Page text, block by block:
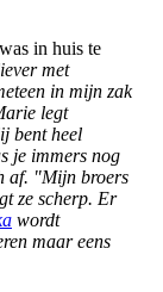
in huis te
met
in mijn zak
legt
bent heel
je immers nog
af. "Mijn broers
ze scherp. Er
wordt
maar eens